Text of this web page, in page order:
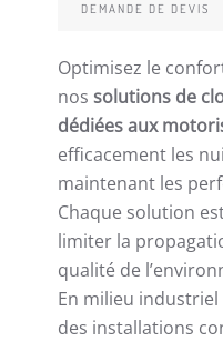
DEMANDE DE DEVIS
Optimisez le
nos solutions de
dédiées aux
efficacement les
maintenant les
Chaque solution
limiter la
qualité de
En milieu
des installations